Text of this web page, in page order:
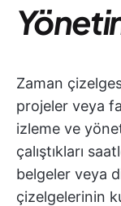
Zaman
projeler veya
izleme ve
çalıştıkları
belgeler veya
çizelgelerinin